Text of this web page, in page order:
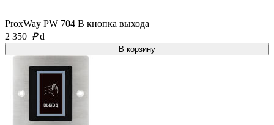
ProxWay PW 704 B кнопка выхода
2 350 ₽ d